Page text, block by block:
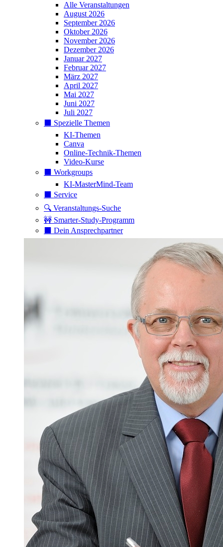
Alle Veranstaltungen
August 2026
September 2026
Oktober 2026
November 2026
Dezember 2026
Januar 2027
Februar 2027
März 2027
April 2027
Mai 2027
Juni 2027
Juli 2027
⬛️ Spezielle Themen
KI-Themen
Canva
Online-Technik-Themen
Video-Kurse
⬛️ Workgroups
KI-MasterMind-Team
⬛️ Service
🔍 Veranstaltungs-Suche
🚧 Smarter-Study-Programm
⬛️ Dein Ansprechpartner